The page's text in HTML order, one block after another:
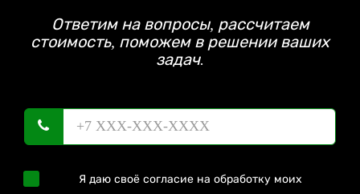
Ответим на вопросы, рассчитаем
стоимость, поможем в решении ваших
задач.
Я даю своё согласие на обработку моих